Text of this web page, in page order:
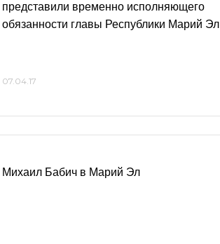
представили временно исполняющего
обязанности главы Республики Марий Эл
07.04.17
Михаил Бабич в Марий Эл